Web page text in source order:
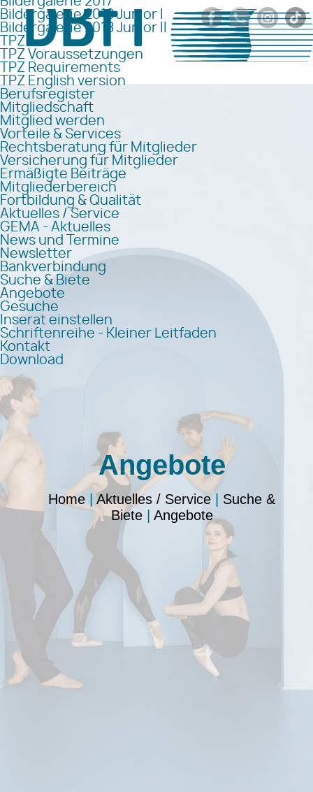
Bildergalerie 2018 Junior I
Bildergalerie 2018 Junior II
TPZ
TPZ Voraussetzungen
TPZ Requirements
TPZ English version
Berufsregister
Mitgliedschaft
Mitglied werden
Vorteile & Services
Rechtsberatung für Mitglieder
Versicherung für Mitglieder
Ermäßigte Beiträge
Mitgliederbereich
Fortbildung & Qualität
Aktuelles / Service
GEMA - Aktuelles
News und Termine
Newsletter
Bankverbindung
Suche & Biete
Angebote
Gesuche
Inserat einstellen
Schriftenreihe - Kleiner Leitfaden
Kontakt
Download
Angebote
Home |Aktuelles / Service
Suche &
Biete| Angebote